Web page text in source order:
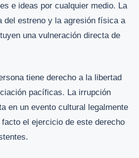
e ideas por cualquier medio. La
del estreno y la agresión física a
una vulneración directa de
tiene derecho a la libertad
pacíficas. La irrupción
en un evento cultural legalmente
el ejercicio de este derecho